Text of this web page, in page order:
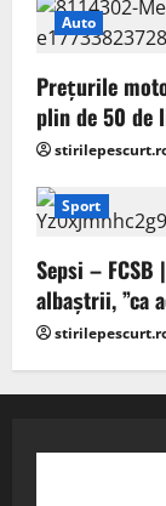
Auto
Prețurile
plin de 50 de
Sport
Sepsi – FCSB
albaștrii, ”ca